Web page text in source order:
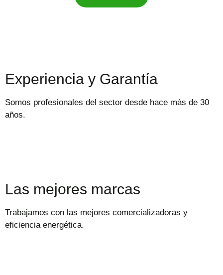
Experiencia y Garantía
Somos profesionales del sector desde hace más de 30
años.
Las mejores marcas
Trabajamos con las mejores comercializadoras y
eficiencia energética.